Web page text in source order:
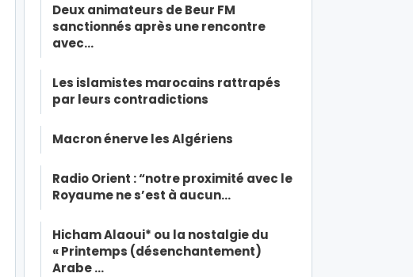
Deux animateurs de Beur FM
sanctionnés après une rencontre
avec…
Les islamistes marocains rattrapés
par leurs contradictions
Macron énerve les Algériens
Radio Orient : “notre proximité avec le
Royaume ne s’est à aucun…
Hicham Alaoui* ou la nostalgie du
« Printemps (désenchantement)
Arabe …